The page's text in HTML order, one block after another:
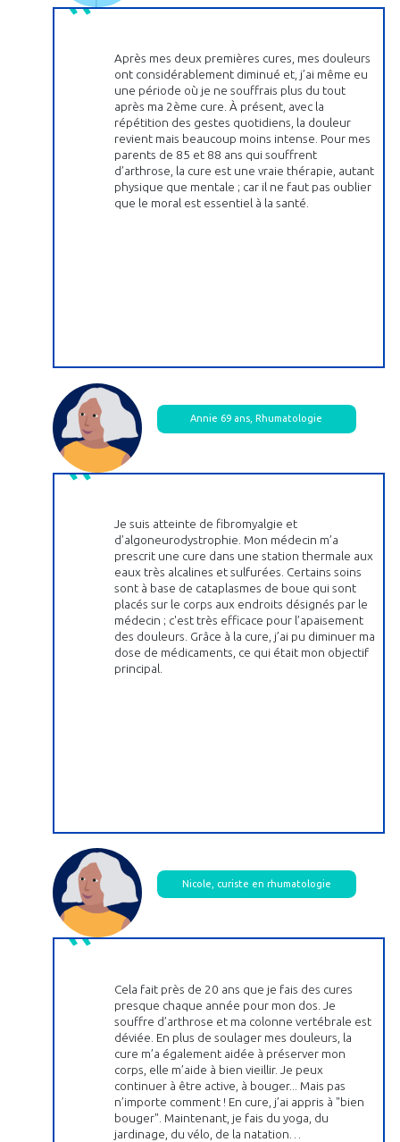
Après mes deux premières cures, mes douleurs
ont considérablement diminué et, j’ai même eu
une période où je ne souffrais plus du tout
après ma 2ème cure. À présent, avec la
répétition des gestes quotidiens, la douleur
revient mais beaucoup moins intense. Pour mes
parents de 85 et 88 ans qui souffrent
d’arthrose, la cure est une vraie thérapie, autant
physique que mentale ; car il ne faut pas oublier
que le moral est essentiel à la santé.
Annie 69 ans, Rhumatologie
Je suis atteinte de fibromyalgie et
d’algoneurodystrophie. Mon médecin m’a
prescrit une cure dans une station thermale aux
eaux très alcalines et sulfurées. Certains soins
sont à base de cataplasmes de boue qui sont
placés sur le corps aux endroits désignés par le
médecin ; c'est très efficace pour l’apaisement
des douleurs. Grâce à la cure, j’ai pu diminuer ma
dose de médicaments, ce qui était mon objectif
principal.
Nicole, curiste en rhumatologie
Cela fait près de 20 ans que je fais des cures
presque chaque année pour mon dos. Je
souffre d’arthrose et ma colonne vertébrale est
déviée. En plus de soulager mes douleurs, la
cure m’a également aidée à préserver mon
corps, elle m’aide à bien vieillir. Je peux
continuer à être active, à bouger... Mais pas
n’importe comment ! En cure, j’ai appris à "bien
bouger". Maintenant, je fais du yoga, du
jardinage, du vélo, de la natation…